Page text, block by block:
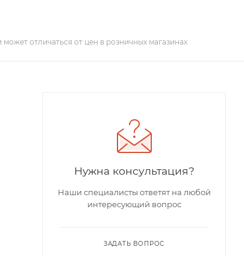
отличаться от цен в розничных магазинах
Нужна консультация?
Наши специалисты ответят на любой
интересующий вопрос
ЗАДАТЬ ВОПРОС